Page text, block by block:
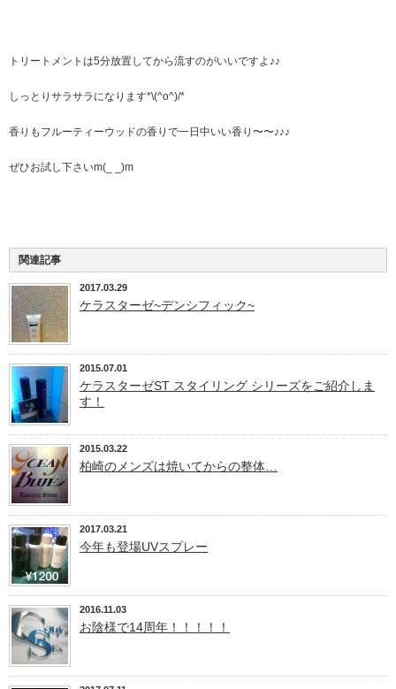
トリートメントは5分放置してから流すのがいいですよ♪♪
しっとりサラサラになります*\(^o^)/*
香りもフルーティーウッドの香りで一日中いい香り〜〜♪♪♪
ぜひお試し下さいm(_ _)m
関連記事
2017.03.29
ケラスターゼ~デンシフィック~
2015.07.01
ケラスターゼST スタイリング シリーズをご紹介しま
す！
2015.03.22
柏崎のメンズは焼いてからの整体…
2017.03.21
今年も登場UVスプレー
2016.11.03
お陰様で14周年！！！！！